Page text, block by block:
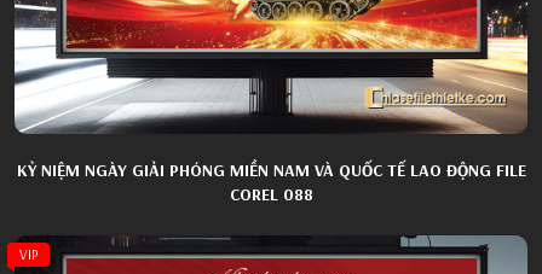
KỶ NIỆM NGÀY GIẢI PHÓNG MIỀN NAM VÀ QUỐC TẾ LAO ĐỘNG FILE
COREL 088
VIP